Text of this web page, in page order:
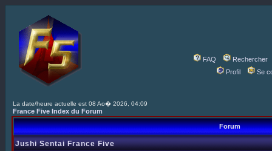
FAQ
Rechercher
Profil
Se
La date/heure actuelle est 08 Ao� 2026, 04:09
France Five Index du Forum
Forum
Jushi Sentai France Five